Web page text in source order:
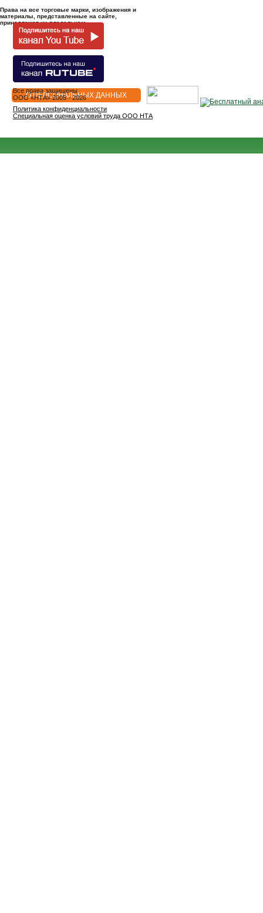
Права на все торговые марки, изображения и
материалы, представленные на сайте,
принадлежат их владельцам.
О ПЕРСОНАЛЬНЫХ ДАННЫХ
Все права защищены
OOO «НТА» 2005 - 2026
Политика конфиденциальности
Специальная оценка условий труда ООО НТА